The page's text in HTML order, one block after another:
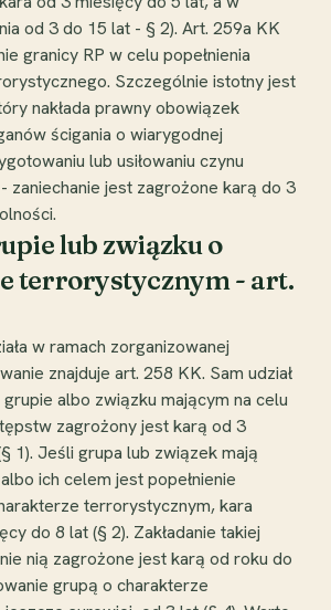
od 3 do 15 lat - § 2). Art. 259a KK
granicy RP w celu popełnienia
Szczególnie istotny jest
nakłada prawny obowiązek
ścigania o wiarygodnej
lub usiłowaniu czynu
zaniechanie jest zagrożone karą do 3
lub związku o
terrorystycznym - art.
w ramach zorganizowanej
znajduje art. 258 KK. Sam udział
albo związku mającym na celu
zagrożony jest karą od 3
1). Jeśli grupa lub związek mają
ich celem jest popełnienie
terrorystycznym, kara
do 8 lat (§ 2). Zakładanie takiej
nią zagrożone jest karą od roku do
grupą o charakterze